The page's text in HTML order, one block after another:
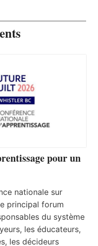
pour un
nationale sur
principal forum
du système
les éducateurs,
les décideurs